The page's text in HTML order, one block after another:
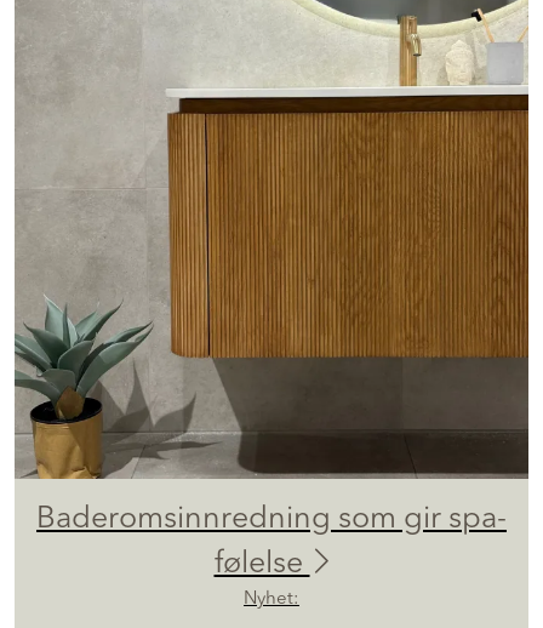
Baderomsinnredning som gir spa-
følelse
Nyhet: